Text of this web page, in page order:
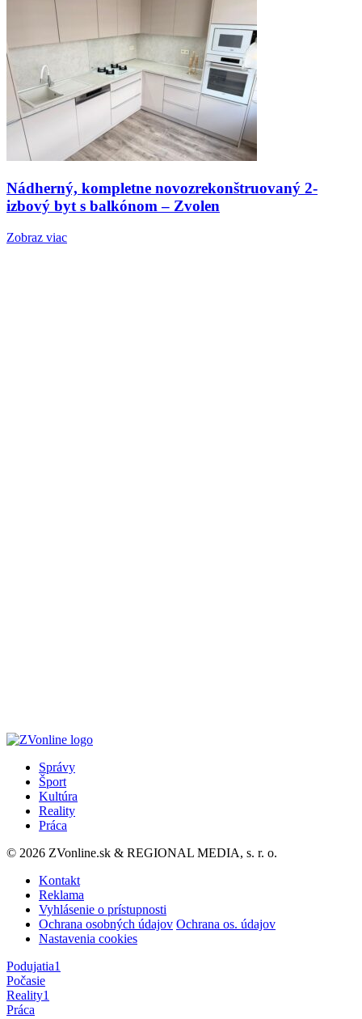
Nádherný, kompletne novozrekonštruovaný 2-
izbový byt s balkónom – Zvolen
Zobraz viac
Správy
Šport
Kultúra
Reality
Práca
© 2026 ZVonline.sk & REGIONAL MEDIA, s. r. o.
Kontakt
Reklama
Vyhlásenie o prístupnosti
Ochrana osobných údajov Ochrana os. údajov
Nastavenia cookies
Podujatia1
Počasie
Reality1
Práca